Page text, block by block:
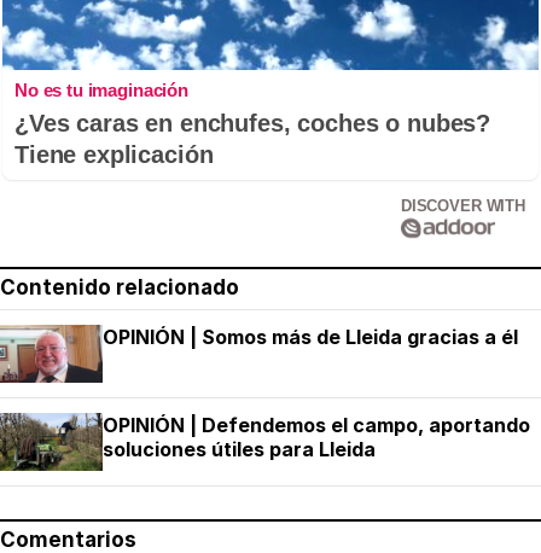
No es tu imaginación
¿Ves caras en enchufes, coches o nubes?
Tiene explicación
DISCOVER WITH
Contenido relacionado
OPINIÓN | Somos más de Lleida gracias a él
OPINIÓN | Defendemos el campo, aportando
soluciones útiles para Lleida
Comentarios